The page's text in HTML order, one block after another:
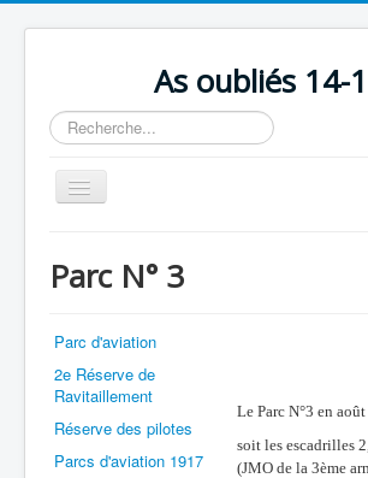
As oubliés 14-
Rechercher
Basculer
la
Chronologie
Organisation
Avions
Personnels
Parc N° 3
Parc d'aviation
2e Réserve de
Ravitaillement
Réserve des pilotes
Parcs d'aviation 1917
Le Parc N°3 en
soit les escadrilles
(JMO de la 3ème